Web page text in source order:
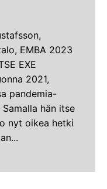
EMBA 2023
EXE
2021,
pandemia-
hän itse
nyt oikea hetki